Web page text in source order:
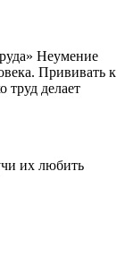
Неумение
Прививать к
труд делает
их любить